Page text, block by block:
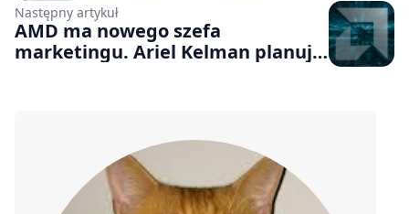
Następny artykuł
AMD ma nowego szefa
marketingu. Ariel Kelman planuje